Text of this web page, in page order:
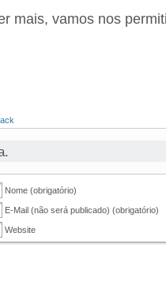
mais, vamos nos
Nome (obrigatório)
E-Mail (não será publicado) (obrigatório)
Website